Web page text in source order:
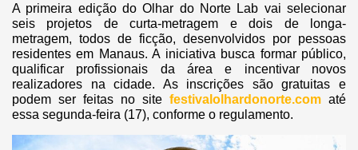
A primeira edição do Olhar do Norte Lab vai selecionar
seis projetos de curta-metragem e dois de longa-
metragem, todos de ficção, desenvolvidos por pessoas
residentes em Manaus. A iniciativa busca formar público,
qualificar profissionais da área e incentivar novos
realizadores na cidade. As inscrições são gratuitas e
podem ser feitas no site festivalolhardonorte.com até
essa segunda-feira (17), conforme o regulamento.